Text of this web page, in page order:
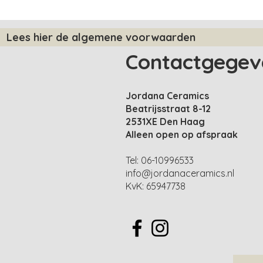
Lees hier de algemene voorwaarden
Jordana Ceramics
Beatrijsstraat 8-12
2531XE Den Haag
​Alleen open op afspraak
Tel: 06-10996533
info@jordanaceramics.nl
KvK: 65947738